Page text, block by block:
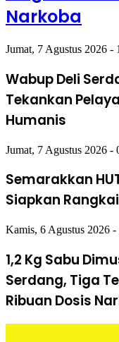
Narkoba
Jumat, 7 Agustus 2026 -
Wabup Deli
Tekankan
Humanis
Jumat, 7 Agustus 2026 -
Semarakkan
Siapkan
Kamis, 6 Agustus 2026
1,2 Kg Sabu
Serdang, Tiga
Ribuan Dosis